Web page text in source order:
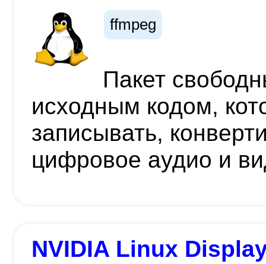
ffmpeg
Пакет
исходным кодом,
записывать,
цифровое аудио и
NVIDIA Linux